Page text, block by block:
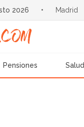
2026 • Madrid
Pensiones Salud